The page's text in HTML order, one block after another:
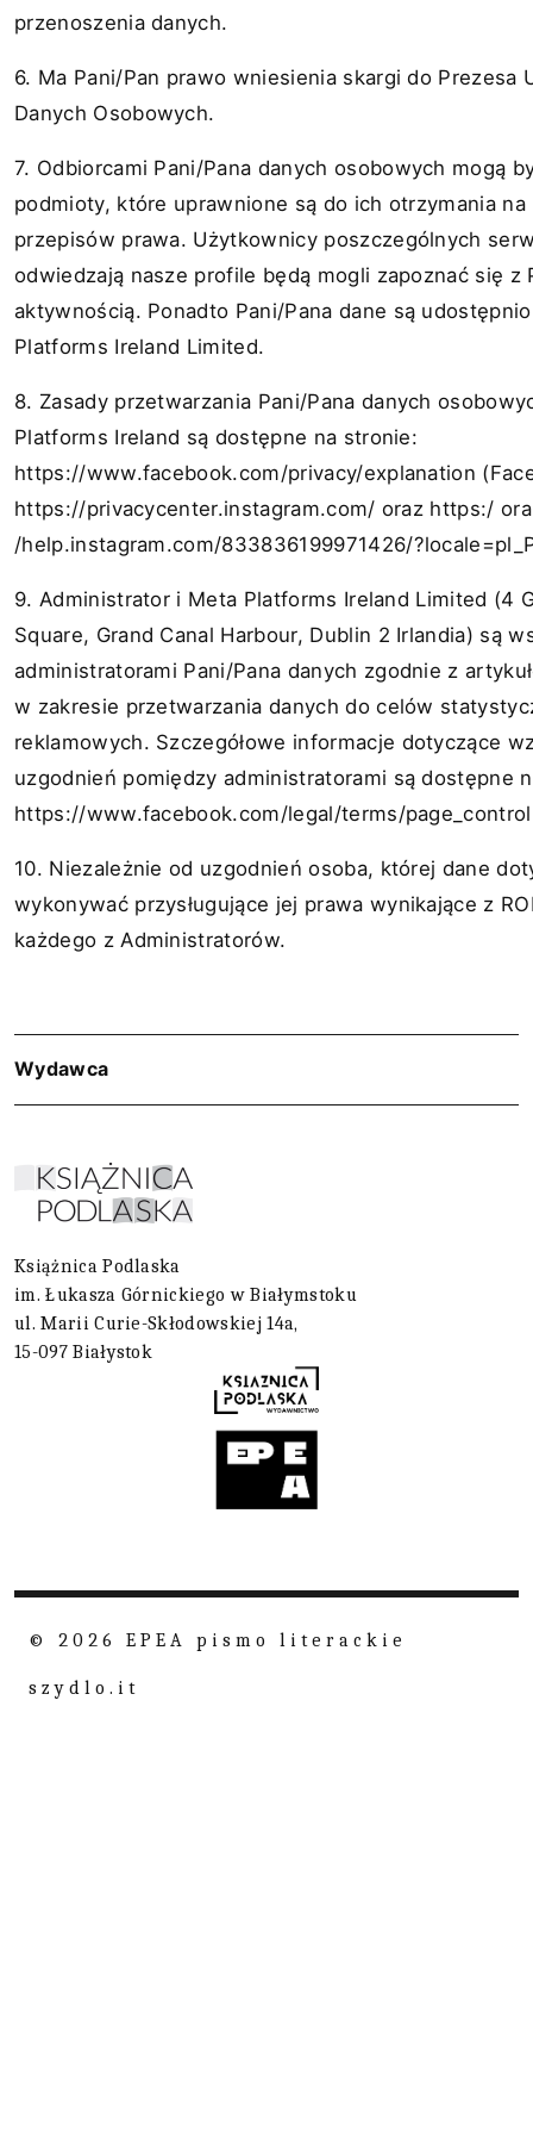
przenoszenia danych.
6. Ma Pani/Pan prawo wniesienia skargi do Prezesa
Danych Osobowych.
7. Odbiorcami Pani/Pana danych osobowych mogą
podmioty, które uprawnione są do ich otrzymania na
przepisów prawa. Użytkownicy poszczególnych
odwiedzają nasze profile będą mogli zapoznać się z
aktywnością. Ponadto Pani/Pana dane są
Platforms Ireland Limited.
8. Zasady przetwarzania Pani/Pana danych
Platforms Ireland są dostępne na stronie:
https://www.facebook.com/privacy/explanation
https://privacycenter.instagram.com/ oraz https:/
/help.instagram.com/833836199971426/
9. Administrator i Meta Platforms Ireland Limited (4
Square, Grand Canal Harbour, Dublin 2 Irlandia) są
administratorami Pani/Pana danych zgodnie z
w zakresie przetwarzania danych do celów
reklamowych. Szczegółowe informacje dotyczące
uzgodnień pomiędzy administratorami są dostępne
https://www.facebook.com/legal/terms/
10. Niezależnie od uzgodnień osoba, której dane
wykonywać przysługujące jej prawa wynikające z
każdego z Administratorów.
Wydawca
Książnica Podlaska
im. Łukasza Górnickiego w Białymstoku
ul. Marii Curie-Skłodowskiej 14a,
15-097 Białystok
© 2026 EPEA pismo literackie
szydlo.it